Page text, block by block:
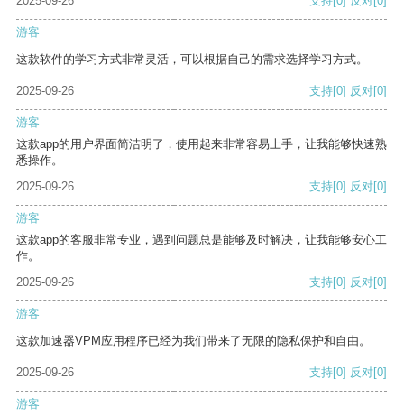
游客
这款软件的学习方式非常灵活，可以根据自己的需求选择学习方式。
2025-09-26 支持[0] 反对[0]
游客
这款app的用户界面简洁明了，使用起来非常容易上手，让我能够快速熟
悉操作。
2025-09-26
支持[0] 反对[0]
游客
这款app的客服非常专业，遇到问题总是能够及时解决，让我能够安心工
作。
2025-09-26
支持[0] 反对[0]
游客
这款加速器VPM应用程序已经为我们带来了无限的隐私保护和自由。
2025-09-26 支持[0] 反对[0]
游客